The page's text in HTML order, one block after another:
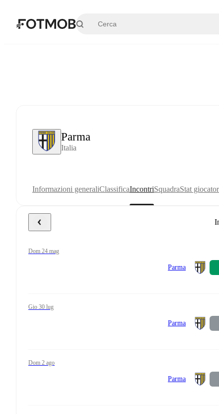
Parma
Italia
Informazioni generaliClassificaIncontriSquadraStat
dom 24 mag
Parma
gio 30 lug
Parma
dom 2 ago
Parma